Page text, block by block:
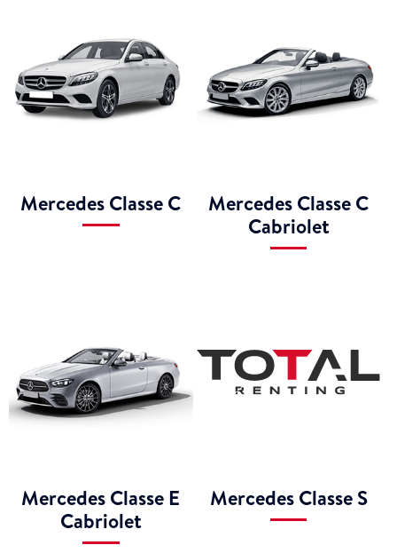
Mercedes Classe C
Mercedes Classe C
Cabriolet
Mercedes Classe E
Cabriolet
Mercedes Classe S